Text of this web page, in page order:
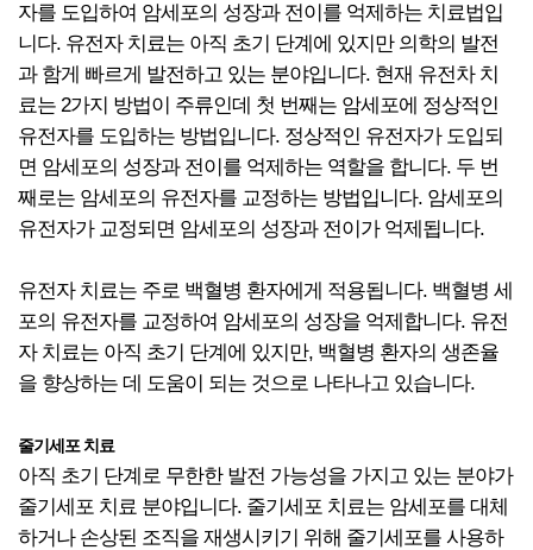
자를 도입하여 암세포의 성장과 전이를 억제하는 치료법입
니다. 유전자 치료는 아직 초기 단계에 있지만 의학의 발전
과 함게 빠르게 발전하고 있는 분야입니다. 현재 유전차 치
료는 2가지 방법이 주류인데 첫 번째는 암세포에 정상적인
유전자를 도입하는 방법입니다. 정상적인 유전자가 도입되
면 암세포의 성장과 전이를 억제하는 역할을 합니다. 두 번
째로는 암세포의 유전자를 교정하는 방법입니다. 암세포의
유전자가 교정되면 암세포의 성장과 전이가 억제됩니다.
유전자 치료는 주로 백혈병 환자에게 적용됩니다. 백혈병 세
포의 유전자를 교정하여 암세포의 성장을 억제합니다. 유전
자 치료는 아직 초기 단계에 있지만, 백혈병 환자의 생존율
을 향상하는 데 도움이 되는 것으로 나타나고 있습니다.
줄기세포 치료
아직 초기 단계로 무한한 발전 가능성을 가지고 있는 분야가
줄기세포 치료 분야입니다. 줄기세포 치료는 암세포를 대체
하거나 손상된 조직을 재생시키기 위해 줄기세포를 사용하